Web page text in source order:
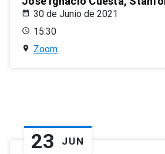
30 de Junio de 2021
15:30
Zoom
23 JUN